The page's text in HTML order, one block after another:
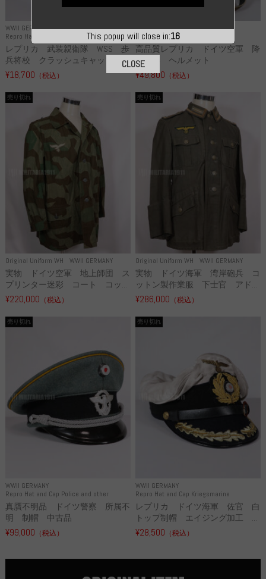
WWII GERMANY
Repro Hat and Cap SS and WSS
レプリカ 武装親衛隊 WSS 歩
兵将校 クラッシュキャップ ...
¥18,700 （税込）
WWII GERMANY
Repro Hat and Cap Luftwaffe
高品質レプリカ ドイツ空軍 降
下猟兵 ヘルメット
¥49,800 （税込）
Original Uniform WH WWII GERMANY
売り切れ
実物 ドイツ空軍 地上師団 ス
プリンター迷彩 コート コッ...
¥220,000 （税込）
Original Uniform WH WWII GERMANY
売り切れ
実物 ドイツ海軍 湾岸砲兵 コ
ットン製作業服 下士官 アド...
¥286,000 （税込）
WWII GERMANY
Repro Hat and Cap Police and other
売り切れ
真贋不明品 ドイツ警察 所属不
明 制帽 中古品
¥99,000 （税込）
WWII GERMANY
Repro Hat and Cap Kriegsmarine
売り切れ
レプリカ ドイツ海軍 佐官 白
トップ制帽 エイジング加工 ...
¥28,500 （税込）
This popup will close in:14
CLOSE